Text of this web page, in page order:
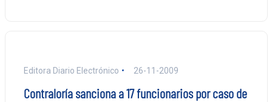
Editora Diario Electrónico 26-11-2009
Contraloría sanciona a 17 funcionarios por caso de